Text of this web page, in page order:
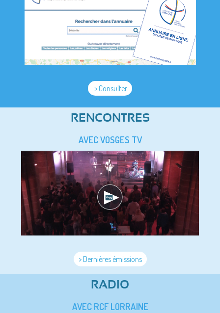
> Consulter
RENCONTRES
AVEC VOSGES TV
> Dernières émissions
RADIO
AVEC RCF LORRAINE